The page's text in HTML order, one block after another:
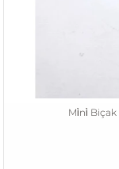
Mi̇ni̇ Biçak